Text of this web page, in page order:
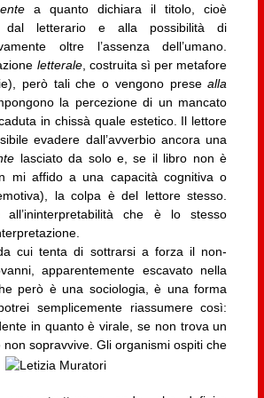
a quanto dichiara il titolo, cioè
dal letterario e alla possibilità di
oltre l’assenza dell’umano.
letterale, costruita sì per metafore
però tali che o vengono presealla
la percezione di un mancato
in chissà quale estetico. Il lettore
evadere dall’avverbio ancora una
lasciato da solo e, se il libro non è
mi affido a una capacità cognitiva o
la colpa è del lettore stesso.
all’ininterpretabilità che è lo stesso
cui tenta di sottrarsi a forza il non-
apparentemente escavato nella
però è una sociologia, è una forma
semplicemente riassumere così:
in quanto è virale, se non trova un
non sopravvive.Gli organismi ospiti che